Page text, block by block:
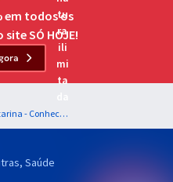
Exame da
principais
em todos os
SÓ HOJE!
UFSC - Universidade Federal de Santa Catarina - Conhecimentos Específicos Para o Cargo Assistente Social com a Equipe Gran
Saúde